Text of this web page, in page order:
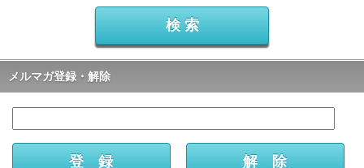
メルマガ登録・解除